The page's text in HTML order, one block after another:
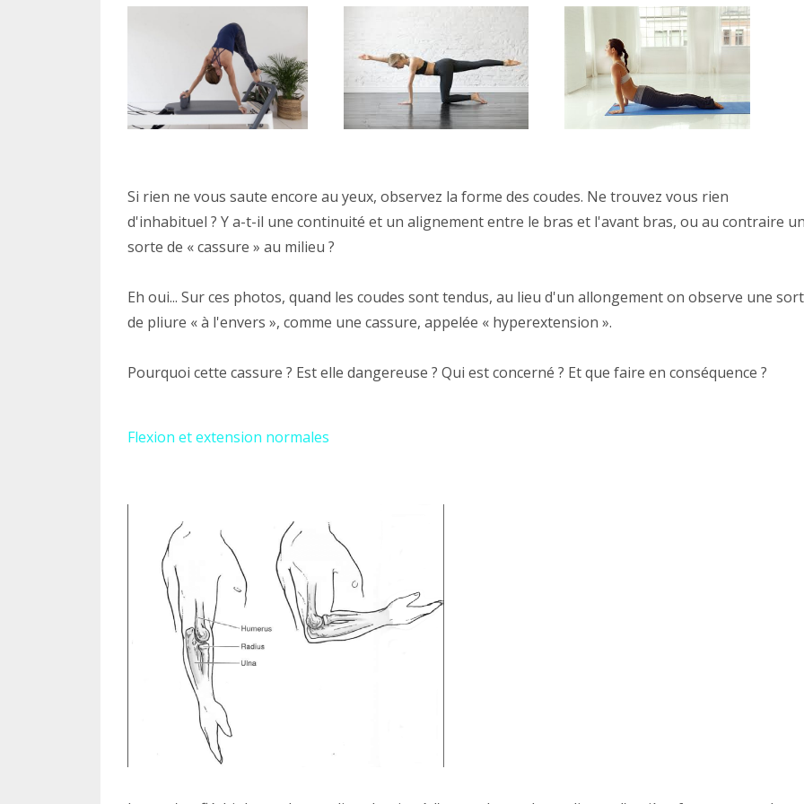
Si rien ne vous saute encore au yeux, observez la forme des coudes. Ne trouvez vous rien
d'inhabituel ? Y a-t-il une continuité et un alignement entre le bras et l'avant bras, ou au contraire
sorte de « cassure » au milieu ?
Eh oui... Sur ces photos, quand les coudes sont tendus, au lieu d'un allongement on observe une
de pliure « à l'envers », comme une cassure, appelée « hyperextension ».
Pourquoi cette cassure ? Est elle dangereuse ? Qui est concerné ? Et que faire en conséquence ?
Flexion et extension normales